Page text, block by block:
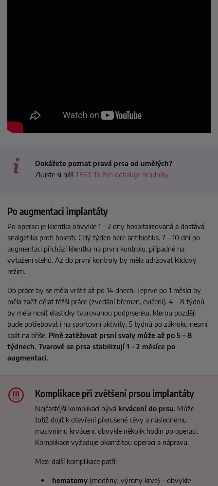
Dokážete poznat pravá prsa od umělých?
Zkuste si náš TEST: 16 žen odhaluje hrudníky
Po augmentaci implantáty
Po operaci je klientka obvykle 1 – 2 dny hospitalizovaná a dostává
analgetika proti bolesti. Celý týden bere antibiotika. 7 – 10 dní po
augmentaci přichází klientka na první kontrolu, případně na
vytažení stehů. Až do první kontroly by měla udržovat klidový
režim.
Do práce by se měla vrátit až po 14 dnech. Teprve po 1 měsíci by
měla začít dělat těžší práce (zvedání břemen, cvičení). 4 – 8 týdnů
by měla nosit elasticky tvarovanou podprsenku, kterou později
bude potřebovat i na sportovní aktivity. 5 týdnů po zákroku nesmí
spát na břiše. Plně zatěžovat prsní svaly může až po 5 – 8
týdnech. Tvarově se prsa stabilizují 1 – 2 měsíce po
augmentaci
Komplikace při zvětšení prsou implantáty
Nejčastější komplikací bývá krvácení do prsu . Může
totiž dojít k otevření přerušené cévy a následnému
masivnímu krvácení, obvykle několik hodin po operaci.
Komplikace vyžaduje okamžitou operaci a nápravu.
Mezi další komplikace patří:
hematomy(modřiny, výrony krve) – obvykle